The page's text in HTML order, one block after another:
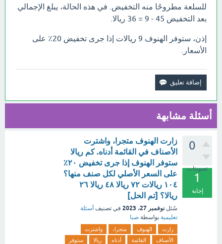
للسلعة مطروحًا منه التخفيض. في هذه الحالة، يبلغ الإجمالي
بعد التخفيض 45 - 9 = 36 ريالا.
إذن، ستوفر الهنوف 9 ريالات إذا جرى تخفيض 20٪ على
الأسعار.
أسئلة مشابهة
0
تصويتات
1
إجابة
زارت الهنوف متجرا، واشترت
الأصناف في القائمة أدناه. كم ريالا
ستوفر الهنوف إذا جرى تخفيض ٢٠٪
على السعر الأصلي لكل صنف منها؟
١٠٤ ريالات ٧٢ ريالا ٤٨ ريالا ٢٦
ريالا؟ [تم الحل]
سُئل نوفمبر 27، 2023 في تصنيف أسئلة
تعليمية بواسطة صبا
زارت الهنوف متجرا،
واشترت
الأصناف
القائمة أدناه ريالا
ستوفر